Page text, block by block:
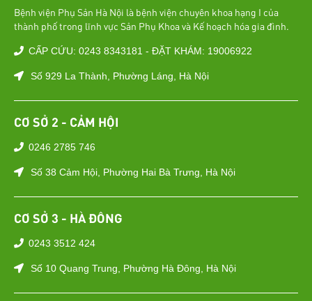
Bệnh viện Phụ Sản Hà Nội là bệnh viện chuyên khoa hạng I của
thành phố trong lĩnh vực Sản Phụ Khoa và Kế hoạch hóa gia đình.
CẤP CỨU: 0243 8343181 - ĐẶT KHÁM: 19006922
Số 929 La Thành, Phường Láng, Hà Nội
CƠ SỞ 2 - CẢM HỘI
0246 2785 746
Số 38 Cảm Hội, Phường Hai Bà Trưng, Hà Nội
CƠ SỞ 3 - HÀ ĐÔNG
0243 3512 424
Số 10 Quang Trung, Phường Hà Đông, Hà Nội